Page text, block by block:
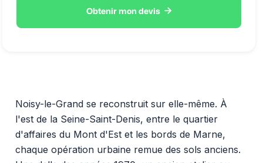
Noisy-le-Grand se reconstruit sur elle-même. À
l'est de la Seine-Saint-Denis, entre le quartier
d'affaires du Mont d'Est et les bords de Marne,
chaque opération urbaine remue des sols anciens.
Obtenir mon devis 